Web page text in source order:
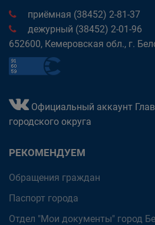
приёмная (38452) 2-81-37
дежурный (38452) 2-01-96
652600, Кемеровская обл., г.
Официальный аккаунт
городского округа
РЕКОМЕНДУЕМ
Обращения граждан
Паспорт города
Отдел "Мои документы" город